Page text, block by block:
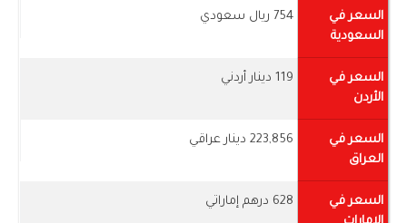
السعر في
السعودية
754 ريال سعودي
السعر في
الأردن
119 دينار أردني
السعر في
العراق
223,856 دينار عراقي
السعر في
628 درهم إماراتي